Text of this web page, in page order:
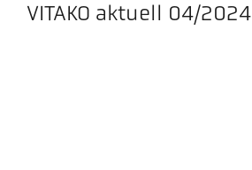
VITAKO aktuell 04/2024